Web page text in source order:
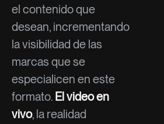
el contenido que
desean, incrementando
la visibilidad de las
marcas que se
especialicen en este
formato. El video en
vivo, la realidad